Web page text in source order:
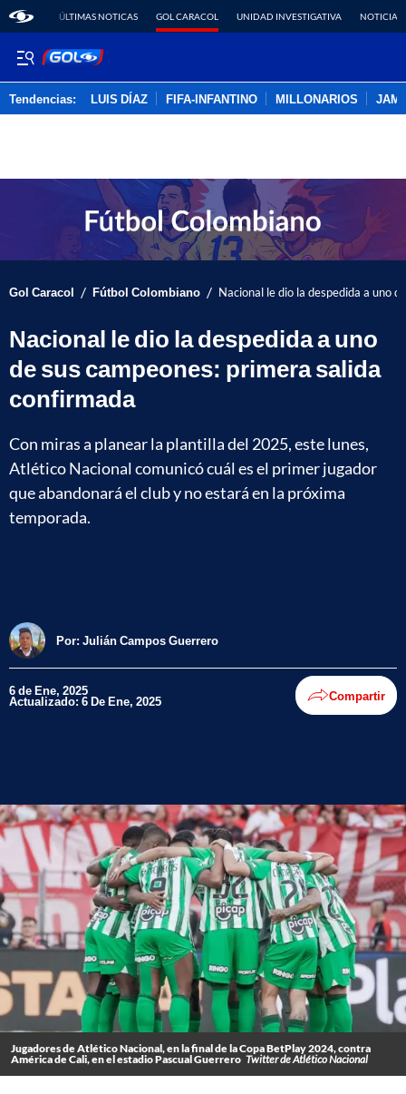
ÚLTIMAS NOTICAS GOL CARACOL UNIDAD INVESTIGATIVA NOTICIAS
Tendencias: LUIS DÍAZ FIFA-INFANTINO MILLONARIOS
Gol Caracol / Fútbol Colombiano / Nacional le dio la despedida a uno
Nacional le dio la despedida a uno
de sus campeones: primera salida
confirmada
Con miras a planear la plantilla del 2025, este lunes,
Atlético Nacional comunicó cuál es el primer jugador
que abandonará el club y no estará en la próxima
temporada.
Por: Julián Campos Guerrero
6 de Ene, 2025
Actualizado: 6 De Ene, 2025 Compartir
Jugadores de Atlético Nacional, en la final de la Copa BetPlay 2024, contra
América de Cali, en el estadio Pascual Guerrero Twitter de Atlético Nacional